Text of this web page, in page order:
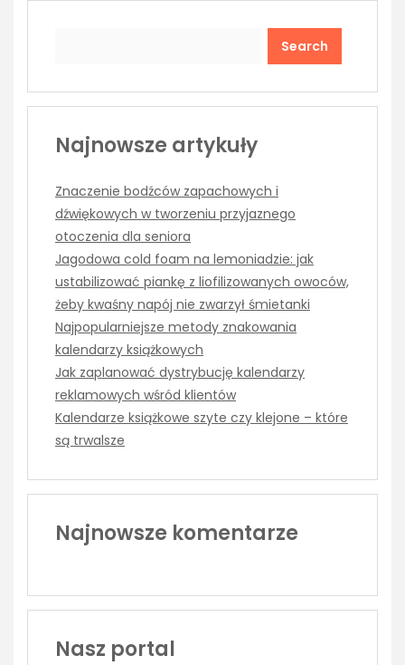
Najnowsze artykuły
Znaczenie bodźców zapachowych i
dźwiękowych w tworzeniu przyjaznego
otoczenia dla seniora
Jagodowa cold foam na lemoniadzie: jak
ustabilizować piankę z liofilizowanych owoców,
żeby kwaśny napój nie zwarzył śmietanki
Najpopularniejsze metody znakowania
kalendarzy książkowych
Jak zaplanować dystrybucję kalendarzy
reklamowych wśród klientów
Kalendarze książkowe szyte czy klejone – które
są trwalsze
Najnowsze komentarze
Nasz portal